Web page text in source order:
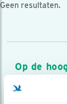
Geen resultaten.
Op de
Meld je aan
over vogels en